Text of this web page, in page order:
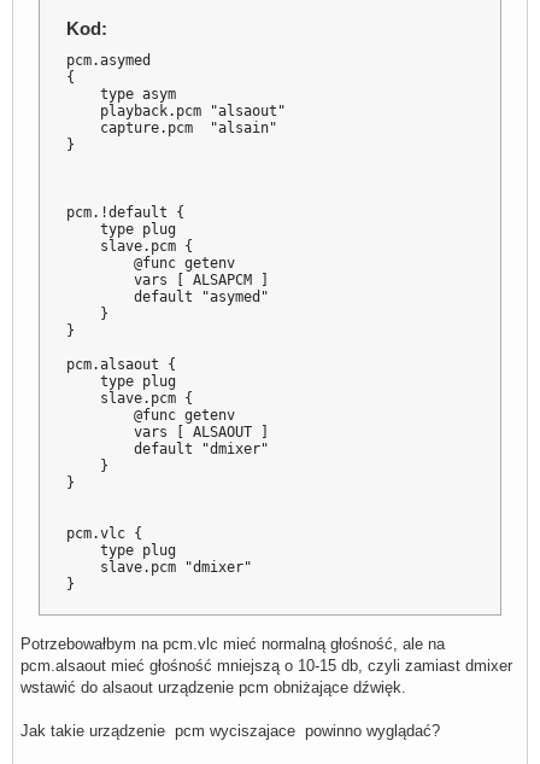
Kod:
pcm.asymed
{
    type asym
    playback.pcm "alsaout"
    capture.pcm  "alsain"
}
pcm.!default {
    type plug
    slave.pcm {
        @func getenv
        vars [ ALSAPCM ]
        default "asymed"
    }
}
pcm.alsaout {
    type plug
    slave.pcm {
        @func getenv
        vars [ ALSAOUT ]
        default "dmixer"
    }
}
pcm.vlc {
    type plug
    slave.pcm "dmixer"
}
Potrzebowałbym na pcm.vlc mieć normalną głośność, ale na
pcm.alsaout mieć głośność mniejszą o 10-15 db, czyli zamiast dmixer
wstawić do alsaout urządzenie pcm obniżające dźwięk.
Jak takie urządzenie pcm wyciszajace powinno wyglądać?